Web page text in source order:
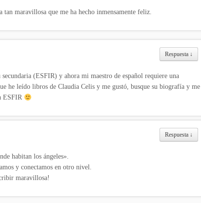
tan maravillosa que me ha hecho inmensamente feliz.
Respuesta ↓
(ESFIR) y ahora mi maestro de español requiere una
he leído libros de Claudia Celis y me gustó, busque su biografía y me
ESFIR
Respuesta ↓
habitan los ángeles».
y conectamos en otro nivel.
maravillosa!